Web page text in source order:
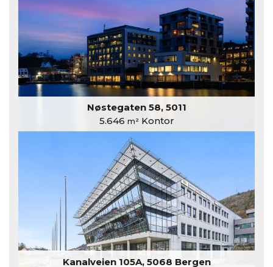
Nøstegaten 58, 5011
5.646 m²Kontor
Kanalveien 105A, 5068 Bergen